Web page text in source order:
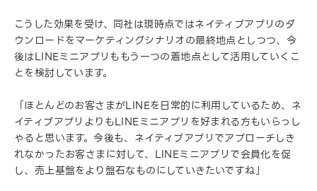
こうした効果を受け、同社は現時点ではネイティブアプリのダ
ウンロードをマーケティングシナリオの最終地点としつつ、今
後はLINEミニアプリももう一つの着地点として活用していくこ
とを検討しています。
「ほとんどのお客さまがLINEを日常的に利用しているため、ネ
イティブアプリよりもLINEミニアプリを好まれる方もいらっし
ゃると思います。今後も、ネイティブアプリでアプローチしき
れなかったお客さまに対して、LINEミニアプリで会員化を促
し、売上基盤をより盤石なものにしていきたいですね」